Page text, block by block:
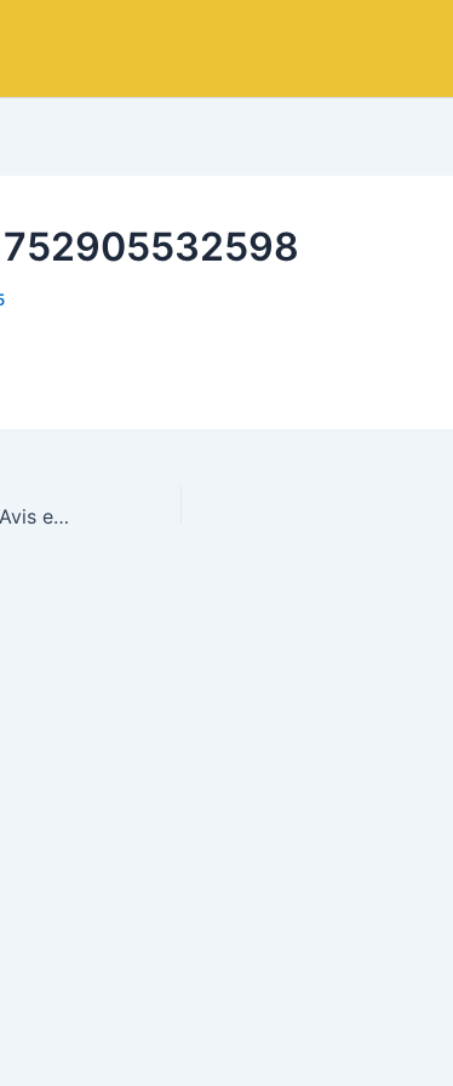
Découvrez tout sur Plinko Avis et conseils pour maximiser vos gains !